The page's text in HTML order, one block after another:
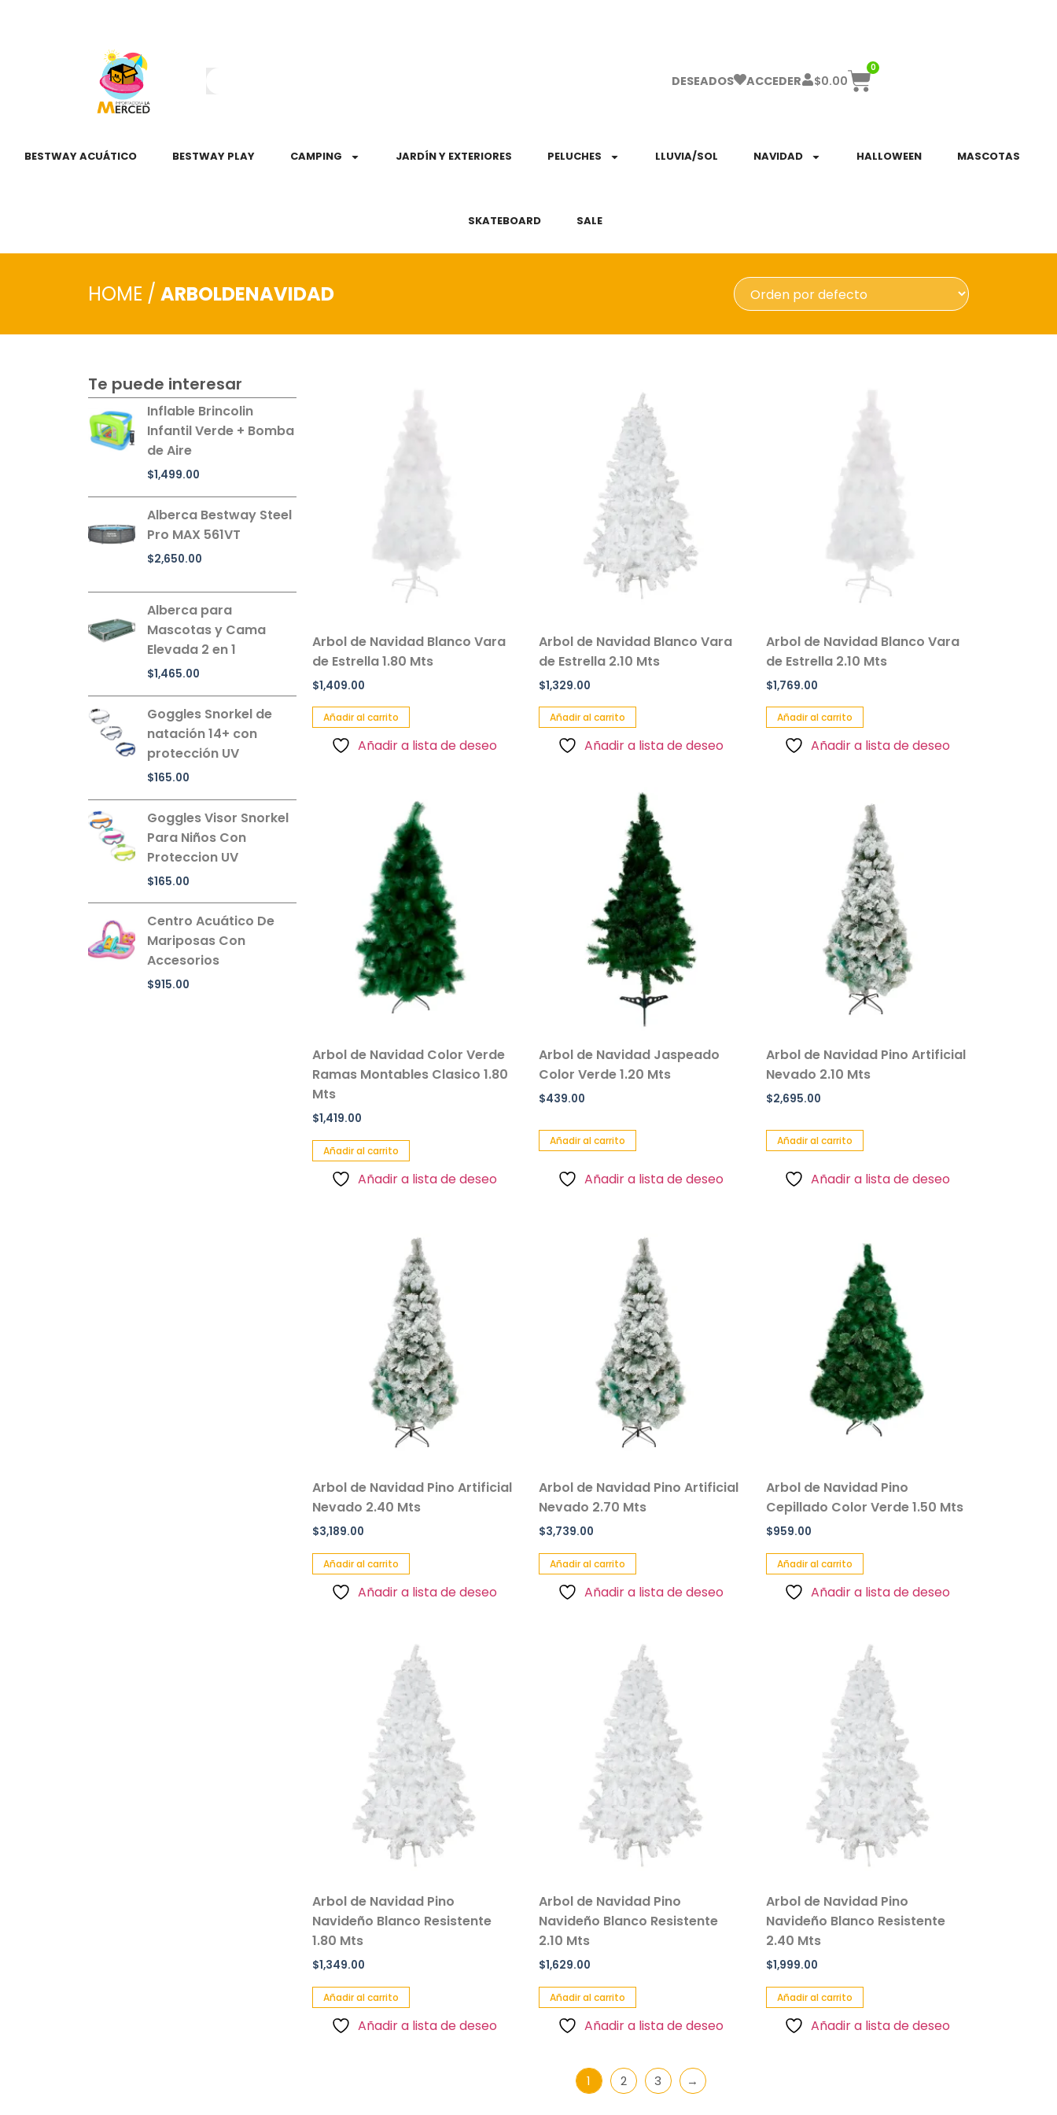
DESEADOS ACCEDER $0.00
0
BESTWAY ACUÁTICO BESTWAY PLAY CAMPING JARDÍN Y EXTERIORES PELUCHES LLUVIA/SOL NAVIDAD HALLOWEEN MASCOTAS
SKATEBOARD SALE
HOME / ARBOLDENAVIDAD
Te puede interesar
Inflable Brincolin
Infantil Verde + Bomba
de Aire
$1,499.00
Alberca Bestway Steel
Pro MAX 561VT
$2,650.00
Alberca para
Mascotas y Cama
Elevada 2 en 1
$1,465.00
Goggles Snorkel de
natación 14+ con
protección UV
$165.00
Goggles Visor Snorkel
Para Niños Con
Proteccion UV
$165.00
Centro Acuático De
Mariposas Con
Accesorios
$915.00
Arbol de Navidad Blanco Vara
de Estrella 1.80 Mts
$1,409.00
Añadir al carrito
Añadir a lista de deseo
Arbol de Navidad Blanco Vara
de Estrella 2.10 Mts
$1,329.00
Añadir al carrito
Añadir a lista de deseo
Arbol de Navidad Blanco Vara
de Estrella 2.10 Mts
$1,769.00
Añadir al carrito
Añadir a lista de deseo
Arbol de Navidad Color Verde
Ramas Montables Clasico 1.80
Mts
$1,419.00
Añadir al carrito
Añadir a lista de deseo
Arbol de Navidad Jaspeado
Color Verde 1.20 Mts
$439.00
Añadir al carrito
Añadir a lista de deseo
Arbol de Navidad Pino Artificial
Nevado 2.10 Mts
$2,695.00
Añadir al carrito
Añadir a lista de deseo
Arbol de Navidad Pino Artificial
Nevado 2.40 Mts
$3,189.00
Añadir al carrito
Añadir a lista de deseo
Arbol de Navidad Pino Artificial
Nevado 2.70 Mts
$3,739.00
Añadir al carrito
Añadir a lista de deseo
Arbol de Navidad Pino
Cepillado Color Verde 1.50 Mts
$959.00
Añadir al carrito
Añadir a lista de deseo
Arbol de Navidad Pino
Navideño Blanco Resistente
1.80 Mts
$1,349.00
Añadir al carrito
Añadir a lista de deseo
Arbol de Navidad Pino
Navideño Blanco Resistente
2.10 Mts
$1,629.00
Añadir al carrito
Añadir a lista de deseo
Arbol de Navidad Pino
Navideño Blanco Resistente
2.40 Mts
$1,999.00
Añadir al carrito
Añadir a lista de deseo
1 2 3 →